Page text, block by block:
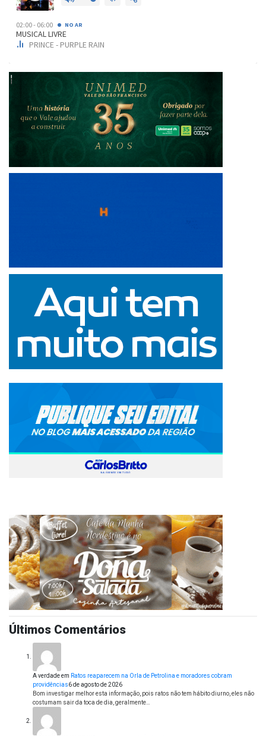
Últimos Comentários
A verdadeem Ratos reaparecem na Orla de Petrolina e moradores cobram
providências6 de agosto de 2026
Bom investigar melhor esta informação, pois ratos não tem hábito diurno, eles não
costumam sair da toca de dia, geralmente…